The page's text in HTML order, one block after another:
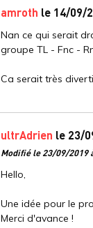
amroth le 14/09/
Nan ce qui serait
groupe TL - Fnc -
Ca serait très
ultrAdrien le 23/
Modifié le 23/09/2019
Hello,
Une idée pour le
Merci d'avance !